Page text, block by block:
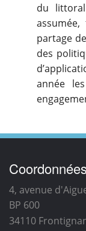
du
partage
des
année
Coordonnées
4, avenue
BP 600
34110